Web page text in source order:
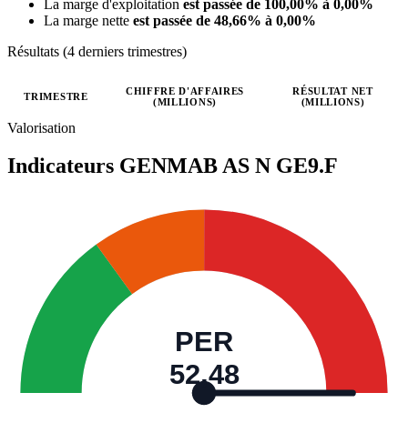
La marge d'exploitation est passée de 100,00% à 0,00%
La marge nette est passée de 48,66% à 0,00%
Résultats (4 derniers trimestres)
Valeurs trimestrielles en millions (couronne danoise)
TRIMESTRE
CHIFFRE D'AFFAIRES
(MILLIONS)
RÉSULTAT NET
(MILLIONS)
Valorisation
Indicateurs GENMAB AS N GE9.F
PER
52,48